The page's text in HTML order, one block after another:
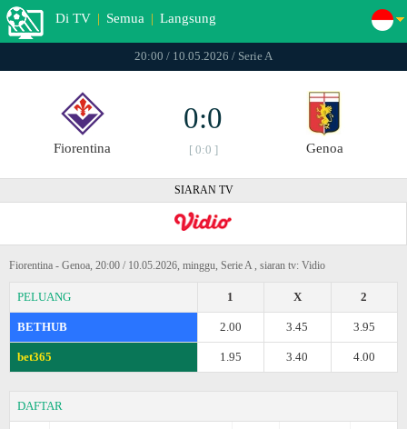
Di TV | Semua | Langsung
20:00 / 10.05.2026 / Serie A
Fiorentina
0:0
[ 0:0 ] Genoa
SIARAN TV
Fiorentina - Genoa, 20:00 / 10.05.2026, minggu, Serie A , siaran tv: Vidio
PELUANG 2
X
1
BETHUB 3.95
3.45
2.00
bet365 4.00
3.40
1.95
DAFTAR